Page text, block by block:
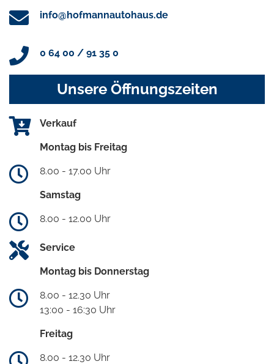
info@hofmannautohaus.de
0 64 00 / 91 35 0
Unsere Öffnungszeiten
Verkauf
Montag bis Freitag
8.00 - 17.00 Uhr
Samstag
8.00 - 12.00 Uhr
Service
Montag bis Donnerstag
8.00 - 12.30 Uhr
13:00 - 16:30 Uhr
Freitag
8.00 - 12.30 Uhr